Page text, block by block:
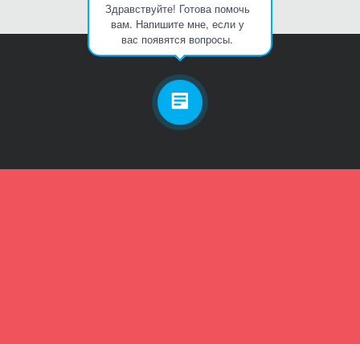
Здравствуйте! Готова помочь
вам. Напишите мне, если у
вас появятся вопросы.